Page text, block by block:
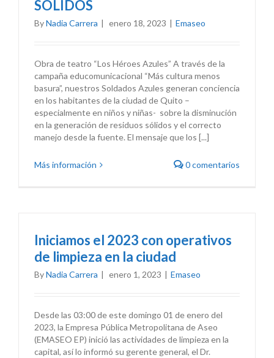
SÓLIDOS
ByNadia Carrera | enero 18, 2023 | Emaseo
Obra de teatro “Los Héroes Azules” A través de la
campaña educomunicacional “Más cultura menos
basura”, nuestros Soldados Azules generan conciencia
en los habitantes de la ciudad de Quito –
especialmente en niños y niñas- sobre la disminución
en la generación de residuos sólidos y el correcto
manejo desde la fuente. El mensaje que los [...]
Más información 0 comentarios
Iniciamos el 2023 con operativos
de limpieza en la ciudad
ByNadia Carrera | enero 1, 2023 | Emaseo
Desde las 03:00 de este domingo 01 de enero del
2023, la Empresa Pública Metropolitana de Aseo
(EMASEO EP) inició las actividades de limpieza en la
capital, así lo informó su gerente general, el Dr.